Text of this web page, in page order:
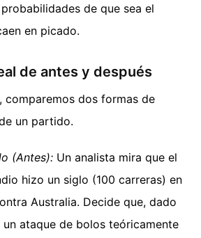
de que sea el
en picado.
de antes y después
comparemos dos formas de
un partido.
(Antes): Un analista mira que el
hizo un siglo (100 carreras) en
Australia. Decide que, dado
un ataque de bolos teóricamente